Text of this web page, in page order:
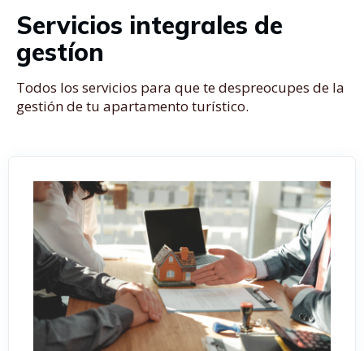
Servicios integrales de
gestíon
Todos los servicios para que te despreocupes de la
gestión de tu apartamento turístico.